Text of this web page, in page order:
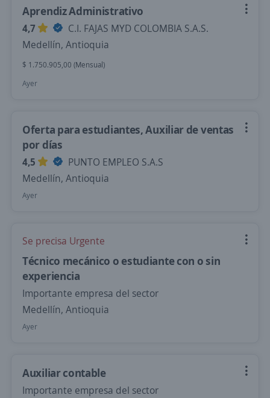
Aprendiz Administrativo
4,7
C.I. FAJAS MYD COLOMBIA S.A.S.
Medellín, Antioquia
$ 1.750.905,00 (Mensual)
Ayer
Oferta para estudiantes, Auxiliar de ventas
por días
4,5
PUNTO EMPLEO S.A.S
Medellín, Antioquia
Ayer
Se precisa Urgente
Técnico mecánico o estudiante con o sin
experiencia
Importante empresa del sector
Medellín, Antioquia
Ayer
Auxiliar contable
Importante empresa del sector